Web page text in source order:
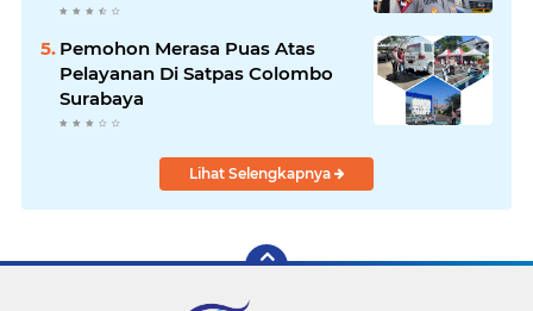
Pemohon Merasa Puas Atas
Pelayanan Di Satpas Colombo
Surabaya
Lihat Selengkapnya